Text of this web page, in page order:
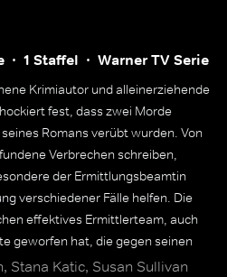
1 Staffel Warner TV Serie
Krimiautor und alleinerziehende
fest, dass zwei Morde
Romans verübt wurden. Von
Verbrechen schreiben,
der Ermittlungsbeamtin
verschiedener Fälle helfen. Die
effektives Ermittlerteam, auch
geworfen hat, die gegen seinen
Stana Katic, Susan Sullivan